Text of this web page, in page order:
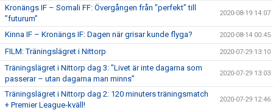
Kronängs IF – Somali FF: Övergången från ”perfekt” till
”futurum”
2020-08-19 14:07
Kinna IF – Kronängs IF: Dagen när grisar kunde flyga? 2020-08-14 00:45
FILM: Träningslägret i Nittorp 2020-07-29 13:10
Träningslägret i Nittorp dag 3: ”Livet är inte dagarna som
passerar – utan dagarna man minns”
2020-07-29 13:03
Träningslägret i Nittorp dag 2: 120 minuters träningsmatch
+ Premier League-kväll!
2020-07-29 12:46